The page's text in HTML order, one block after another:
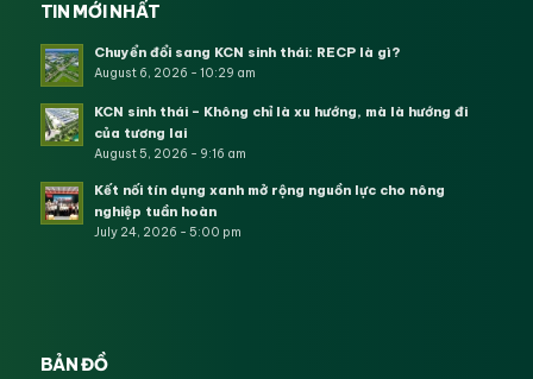
TIN MỚI NHẤT
Chuyển đổi sang KCN sinh thái: RECP là gì?
August 6, 2026 - 10:29 am
KCN sinh thái – Không chỉ là xu hướng, mà là hướng đi
của tương lai
August 5, 2026 - 9:16 am
Kết nối tín dụng xanh mở rộng nguồn lực cho nông
nghiệp tuần hoàn
July 24, 2026 - 5:00 pm
BẢN ĐỒ